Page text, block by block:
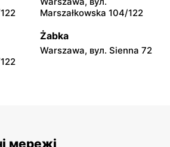
79a/1
Groszek
Rumiankowa 18
Groszek
Marszałkowska 104/122
Żabka
Warszawa, вул. Sienna 72
мережі